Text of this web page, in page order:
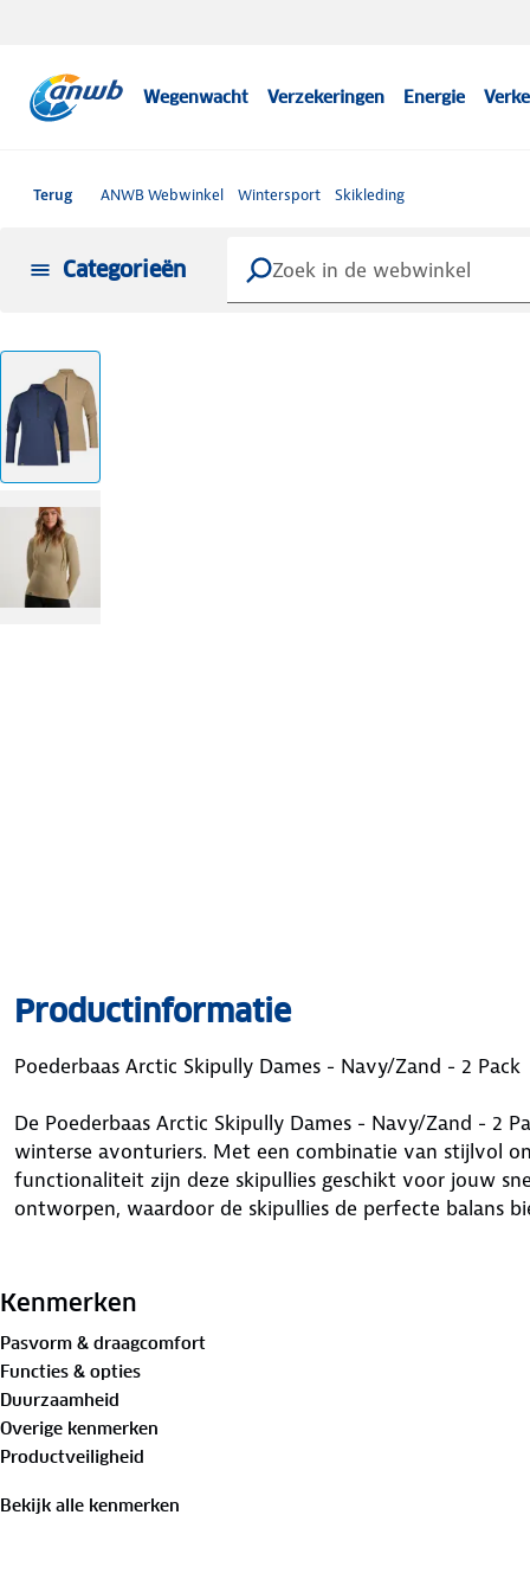
Wegenwacht Verzekeringen Energie
Terug ANWB Webwinkel Wintersport Skikleding
Categorieën
Productinformatie
Poederbaas Arctic Skipully Dames - Navy/Zand - 2 Pack
De Poederbaas Arctic Skipully Dames - Navy/Zand - 2
winterse avonturiers. Met een combinatie van stijlvol
functionaliteit zijn deze skipullies geschikt voor jouw
ontworpen, waardoor de skipullies de perfecte balans
geschikt?
De skipullies zijn ideaal voor iedereen die zich in
skipistes bedwingt, op een snowboard staat,
wilt blijven op koude dagen, deze skipullies passen
Verkrijgbaar in de maten XS, S, M, L en XL, zorgen ze
jouw lichaamsvorm past.
Ontdek de voordelen van Poederbaas Arctic Skipully
Kenmerken
Pasvorm & draagcomfort
Functies & opties
Duurzaamheid
Overige kenmerken
Productveiligheid
Bekijk alle kenmerken